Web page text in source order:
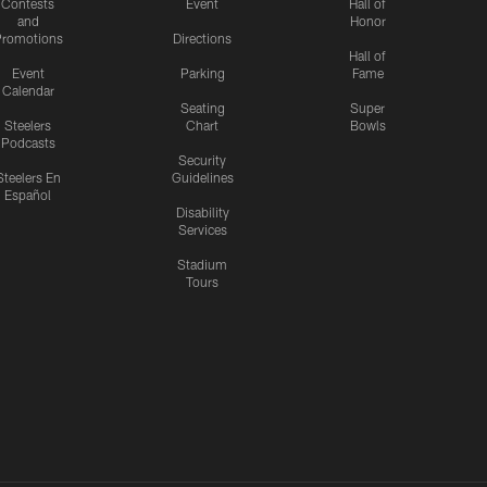
Contests
and
Event
Calendar
Steelers
Podcasts
En
Español
Event
Directions
Parking
Seating
Chart
Security
Guidelines
Disability
Services
Stadium
Tours
Hall of
Honor
Hall of
Fame
Super
Bowls